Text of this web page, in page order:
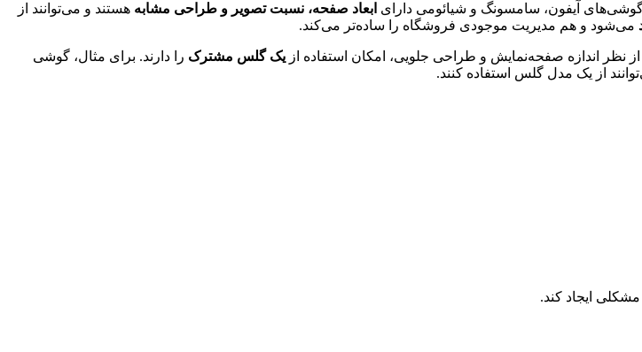
آیفون، سامسونگ و شیائومی دارای ابعاد صفحه، نسبت تصویر و طراحی مشابه هستند و می‌توانند از
می‌شود و هم مدیریت موجودی فروشگاه را ساده‌تر می‌کند.
نظر اندازه صفحه‌نمایش و طراحی جلویی، امکان استفاده از یک گلس مشترک را دارند. برای مثال، گوشی
از یک مدل گلس استفاده کنند.
ایجاد کند.